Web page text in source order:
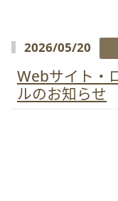
2026/05/20
Webサイト・
ルのお知らせ